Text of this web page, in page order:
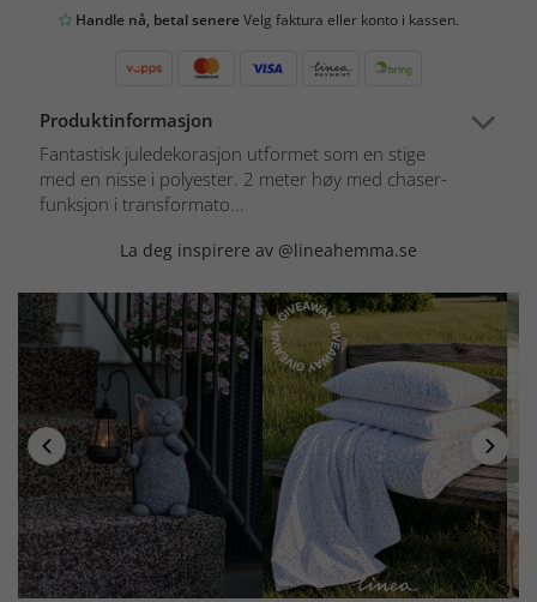
Handle nå, betal senereVelg faktura eller konto i kassen.
Produktinformasjon
Fantastisk juledekorasjon utformet som en stige
med en nisse i polyester. 2 meter høy med chaser-
funksjon i transformato...
La deg inspirere av @lineahemma.se